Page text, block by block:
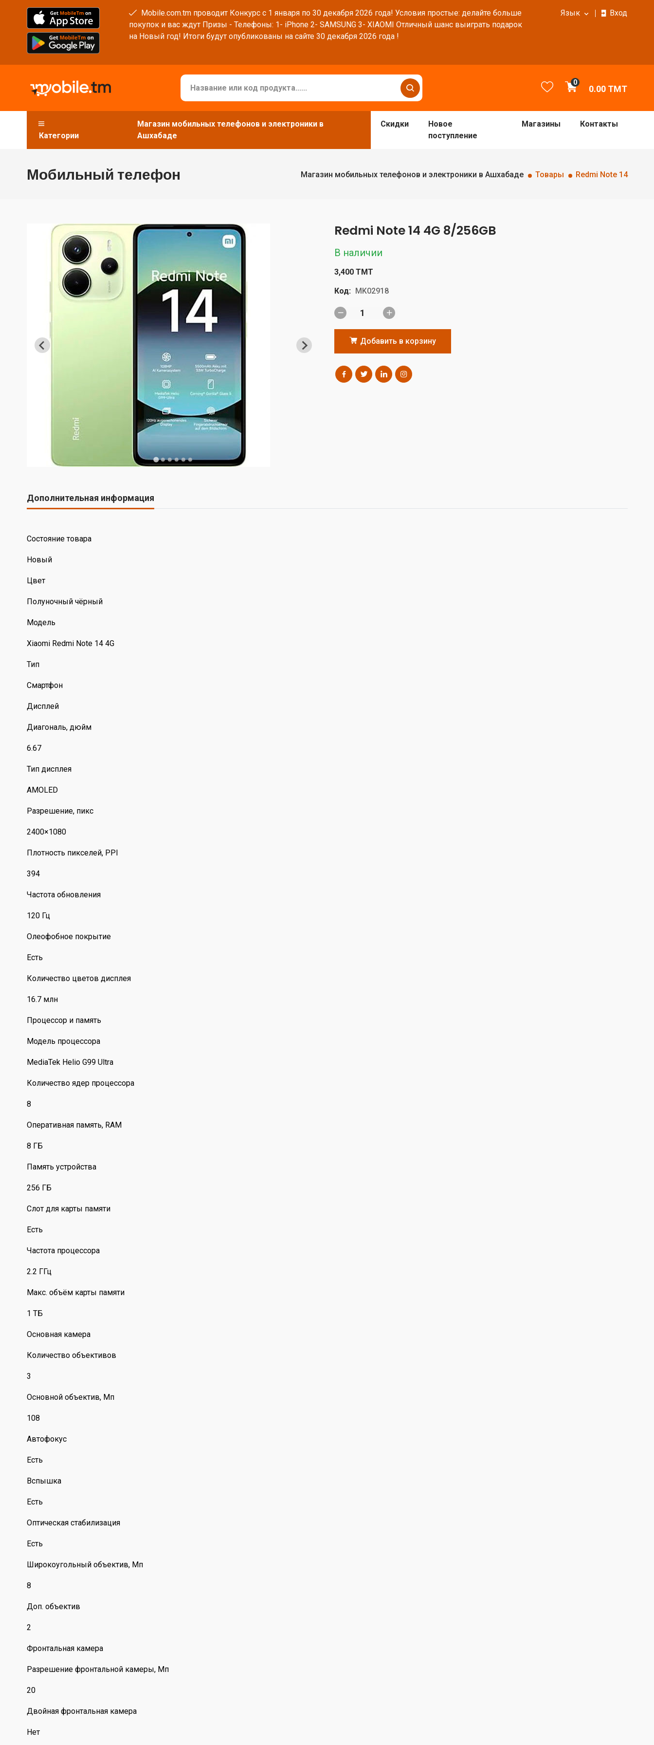
Mobile.com.tm проводит Конкурс с 1 января по 30 декабря 2026 года! Условия простые: делайте больше
покупок и вас ждут Призы - Телефоны: 1- iPhone 2- SAMSUNG 3- XIAOMI Отличный шанс выиграть подарок
на Новый год! Итоги будут опубликованы на сайте 30 декабря 2026 года !
Язык Вход
0
0.00 TMT
Категории
Магазин мобильных телефонов и электроники в
Ашхабаде
Скидки
Новое
поступление
Магазины Контакты
Мобильный телефон Магазин мобильных телефонов и электроники в Ашхабаде Товары Redmi Note 14
Redmi Note 14 4G 8/256GB
В наличии
3,400 TMT
Код: MK02918
Добавить в корзину
Дополнительная информация
Состояние товара
Новый
Цвет
Полуночный чёрный
Модель
Xiaomi Redmi Note 14 4G
Тип
Смартфон
Дисплей
Диагональ, дюйм
6.67
Тип дисплея
AMOLED
Разрешение, пикс
2400×1080
Плотность пикселей, PPI
394
Частота обновления
120 Гц
Олеофобное покрытие
Есть
Количество цветов дисплея
16.7 млн
Процессор и память
Модель процессора
MediaTek Helio G99 Ultra
Количество ядер процессора
8
Оперативная память, RAM
8 ГБ
Память устройства
256 ГБ
Слот для карты памяти
Есть
Частота процессора
2.2 ГГц
Макс. объём карты памяти
1 ТБ
Основная камера
Количество объективов
3
Основной объектив, Мп
108
Автофокус
Есть
Вспышка
Есть
Оптическая стабилизация
Есть
Широкоугольный объектив, Мп
8
Доп. объектив
2
Фронтальная камера
Разрешение фронтальной камеры, Мп
20
Двойная фронтальная камера
Нет